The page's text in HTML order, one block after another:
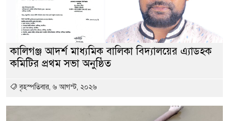
কালিগঞ্জ আদর্শ মাধ্যমিক বালিকা বিদ্যালয়ের এ্যাডহক
কমিটির প্রথম সভা অনুষ্ঠিত
বৃহস্পতিবার, ৬ আগস্ট, ২০২৬